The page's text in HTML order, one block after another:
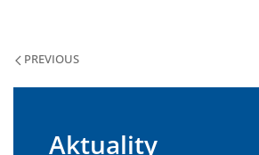
PREVIOUS
Aktuality